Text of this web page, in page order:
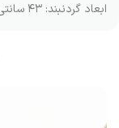
ابعاد گردنبند: ۴۳ سانتی متر